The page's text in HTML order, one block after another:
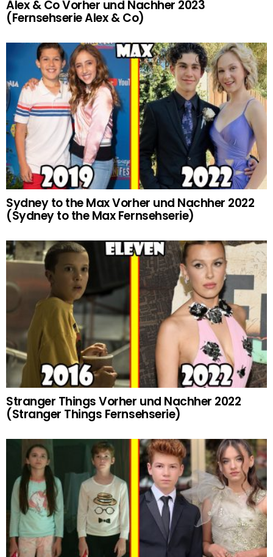
Alex & Co Vorher und Nachher 2023
(Fernsehserie Alex & Co)
Sydney to the Max Vorher und Nachher 2022
(Sydney to the Max Fernsehserie)
Stranger Things Vorher und Nachher 2022
(Stranger Things Fernsehserie)